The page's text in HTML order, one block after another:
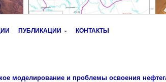
ПУБЛИКАЦИИ КОНТАКТЫ
моделирование и проблемы освоения